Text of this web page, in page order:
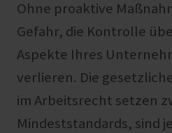
Ohne proaktive
Gefahr, die Kontrolle
Aspekte Ihres
verlieren. Die
im Arbeitsrecht setzen
Mindeststandards, sind